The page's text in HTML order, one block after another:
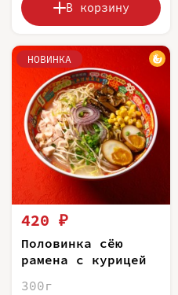
В корзину
НОВИНКА
420 ₽
Половинка сёю
рамена с курицей
300г